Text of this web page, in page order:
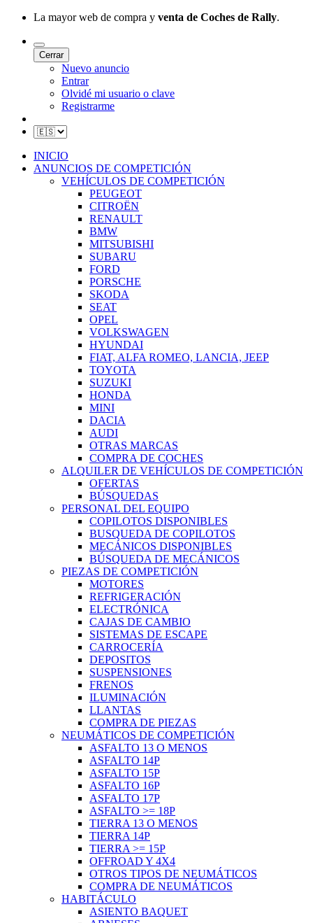
La mayor web de compra y venta de Coches de Rally.
Cerrar
Nuevo anuncio
Entrar
Olvidé mi usuario o clave
Registrarme
INICIO
ANUNCIOS DE COMPETICIÓN
VEHÍCULOS DE COMPETICIÓN
PEUGEOT
CITROËN
RENAULT
BMW
MITSUBISHI
SUBARU
FORD
PORSCHE
SKODA
SEAT
OPEL
VOLKSWAGEN
HYUNDAI
FIAT, ALFA ROMEO, LANCIA, JEEP
TOYOTA
SUZUKI
HONDA
MINI
DACIA
AUDI
OTRAS MARCAS
COMPRA DE COCHES
ALQUILER DE VEHÍCULOS DE COMPETICIÓN
OFERTAS
BÚSQUEDAS
PERSONAL DEL EQUIPO
COPILOTOS DISPONIBLES
BUSQUEDA DE COPILOTOS
MECÁNICOS DISPONIBLES
BÚSQUEDA DE MECÁNICOS
PIEZAS DE COMPETICIÓN
MOTORES
REFRIGERACIÓN
ELECTRÓNICA
CAJAS DE CAMBIO
SISTEMAS DE ESCAPE
CARROCERÍA
DEPOSITOS
SUSPENSIONES
FRENOS
ILUMINACIÓN
LLANTAS
COMPRA DE PIEZAS
NEUMÁTICOS DE COMPETICIÓN
ASFALTO 13 O MENOS
ASFALTO 14P
ASFALTO 15P
ASFALTO 16P
ASFALTO 17P
ASFALTO >= 18P
TIERRA 13 O MENOS
TIERRA 14P
TIERRA >= 15P
OFFROAD Y 4X4
OTROS TIPOS DE NEUMÁTICOS
COMPRA DE NEUMÁTICOS
HABITÁCULO
ASIENTO BAQUET